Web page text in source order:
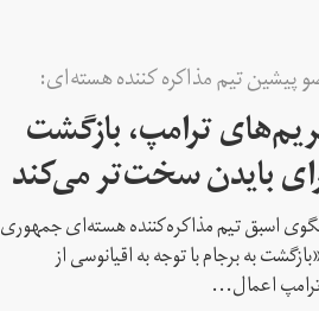
تیم مذاکره کننده هسته‌ای:
ترامپ، بازگشت
بایدن سخت‌تر می‌کند
اسبق تیم مذاکره‌کننده هسته‌ای جمهوری
به برجام با توجه به اقیانوسی از
اعمال...